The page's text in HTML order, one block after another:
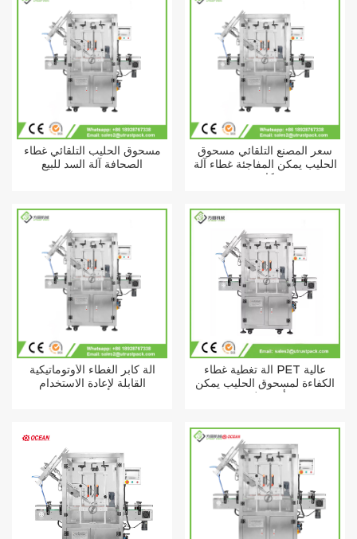
مسحوق الحليب التلقائي غطاء
الصحافة آلة السد للبيع
سعر المصنع التلقائي مسحوق
الحليب يمكن المفاجئة غطاء آلة
آلة كابر الغطاء الأوتوماتيكية
القابلة لإعادة الاستخدام
آلة تغطية غطاء PET عالية
الكفاءة لمسحوق الحليب يمكن